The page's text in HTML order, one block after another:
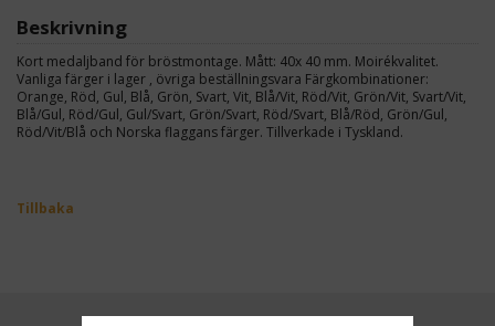
Beskrivning
Kort medaljband för bröstmontage. Mått: 40x 40 mm. Moirékvalitet.
Vanliga färger i lager , övriga beställningsvara Färgkombinationer:
Orange, Röd, Gul, Blå, Grön, Svart, Vit, Blå/Vit, Röd/Vit, Grön/Vit, Svart/Vit,
Blå/Gul, Röd/Gul, Gul/Svart, Grön/Svart, Röd/Svart, Blå/Röd, Grön/Gul,
Röd/Vit/Blå och Norska flaggans färger. Tillverkade i Tyskland.
Tillbaka